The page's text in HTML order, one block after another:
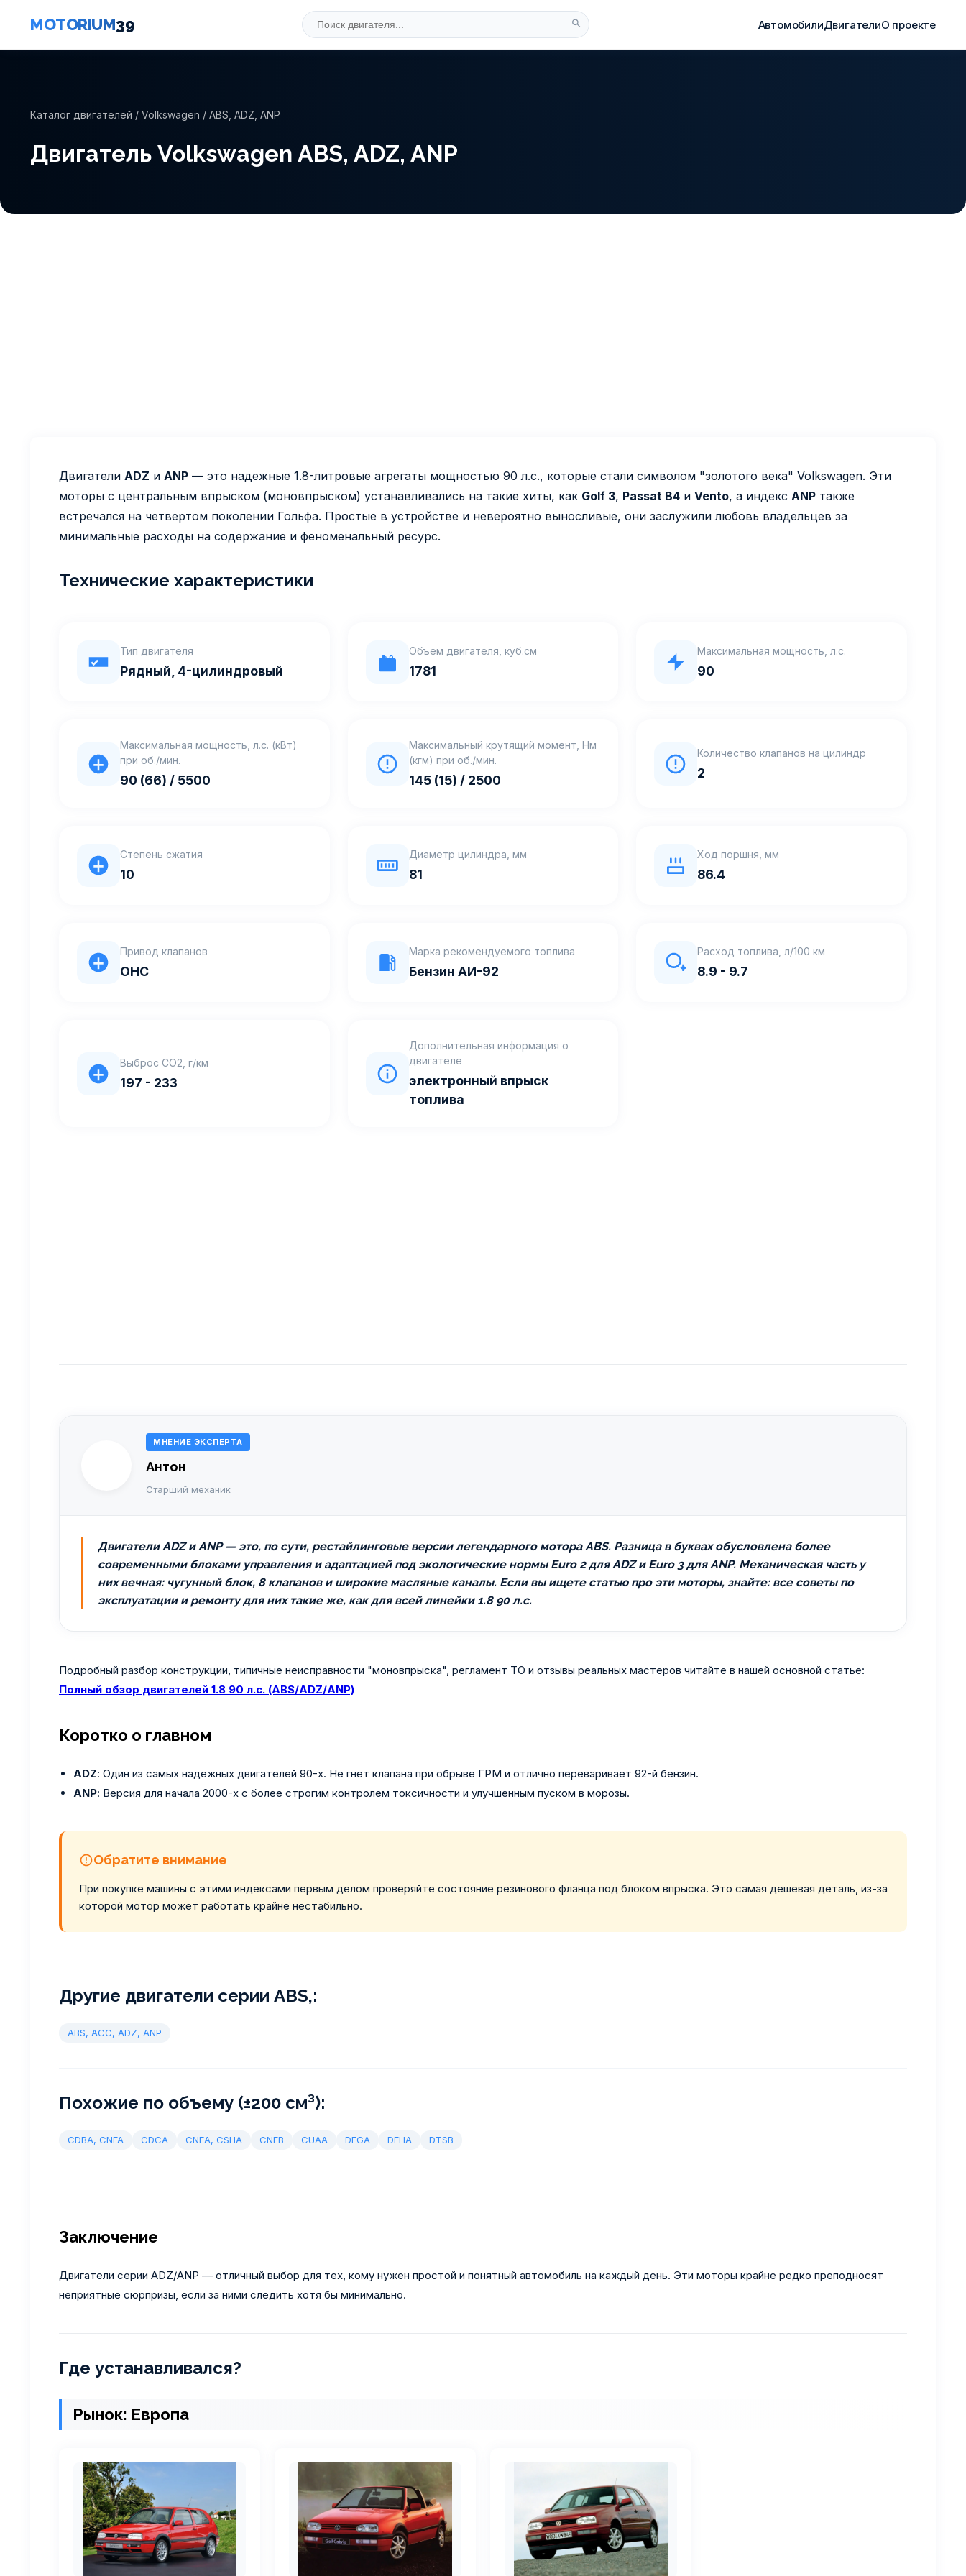
MOTORIUM39 АвтомобилиДвигателиО проекте
Каталог двигателей / Volkswagen / ABS, ADZ, ANP
Двигатель Volkswagen ABS, ADZ, ANP
Двигатели ADZ и ANP — это надежные 1.8-литровые агрегаты мощностью 90 л.с., которые стали символом "золотого века" Volkswagen. Эти
моторы с центральным впрыском (моновпрыском) устанавливались на такие хиты, как Golf 3, Passat B4 и Vento, а индекс ANP также
встречался на четвертом поколении Гольфа. Простые в устройстве и невероятно выносливые, они заслужили любовь владельцев за
минимальные расходы на содержание и феноменальный ресурс.
Технические характеристики
Тип двигателя
Рядный, 4-цилиндровый
Объем двигателя, куб.см
1781
Максимальная мощность, л.с.
90
Максимальная мощность, л.с. (кВт)
при об./мин.
90 (66) / 5500
Максимальный крутящий момент, Нм
(кгм) при об./мин.
145 (15) / 2500
Количество клапанов на цилиндр
2
Степень сжатия
10
Диаметр цилиндра, мм
81
Ход поршня, мм
86.4
Привод клапанов
OHC
Марка рекомендуемого топлива
Бензин АИ-92
Расход топлива, л/100 км
8.9 - 9.7
Выброс CO2, г/км
197 - 233
Дополнительная информация о
двигателе
электронный впрыск
топлива
МНЕНИЕ ЭКСПЕРТА
Антон
Старший механик
Двигатели ADZ и ANP — это, по сути, рестайлинговые версии легендарного мотора ABS. Разница в буквах обусловлена более
современными блоками управления и адаптацией под экологические нормы Euro 2 для ADZ и Euro 3 для ANP. Механическая часть у
них вечная: чугунный блок, 8 клапанов и широкие масляные каналы. Если вы ищете статью про эти моторы, знайте: все советы по
эксплуатации и ремонту для них такие же, как для всей линейки 1.8 90 л.с.
Подробный разбор конструкции, типичные неисправности "моновпрыска", регламент ТО и отзывы реальных мастеров читайте в нашей основной статье:
Полный обзор двигателей 1.8 90 л.с. (ABS/ADZ/ANP)
Коротко о главном
ADZ: Один из самых надежных двигателей 90-х. Не гнет клапана при обрыве ГРМ и отлично переваривает 92-й бензин.
ANP: Версия для начала 2000-х с более строгим контролем токсичности и улучшенным пуском в морозы.
Обратите внимание
При покупке машины с этими индексами первым делом проверяйте состояние резинового фланца под блоком впрыска. Это самая дешевая деталь, из-за
которой мотор может работать крайне нестабильно.
Другие двигатели серии ABS,:
ABS, ACC, ADZ, ANP
Похожие по объему (±200 см³):
CDBA, CNFA CDCA CNEA, CSHA CNFB CUAA DFGA DFHA DTSB
Заключение
Двигатели серии ADZ/ANP — отличный выбор для тех, кому нужен простой и понятный автомобиль на каждый день. Эти моторы крайне редко преподносят
неприятные сюрпризы, если за ними следить хотя бы минимально.
Где устанавливался?
Рынок: Европа